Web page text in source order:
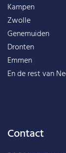
Kampen
Zwolle
Genemuiden
Dronten
Emmen
En de rest van
Contact